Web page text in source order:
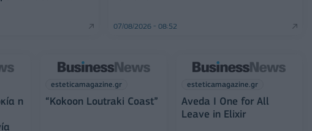
07/08/2026 - 08:52
η
esteticamagazine.gr
“Kokoon Loutraki Coast”
esteticamagazine.gr
Aveda I One for All
Leave in Elixir